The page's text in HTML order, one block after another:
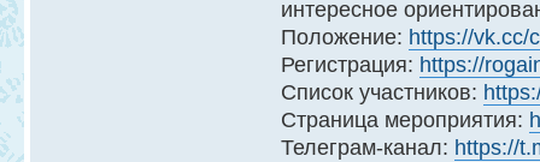
интересное
Положение: https://vk.cc/
Регистрация: https://
Список участников:
Страница мероприятия:
Телеграм-канал: https://